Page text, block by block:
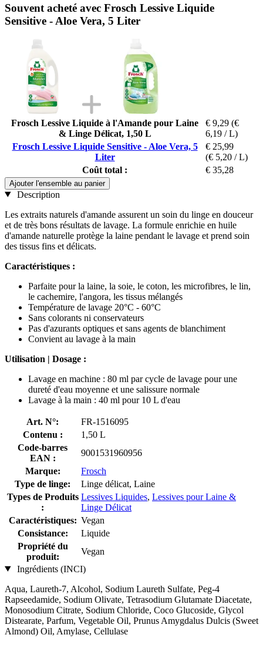
Souvent acheté avec Frosch Lessive Liquide
Sensitive - Aloe Vera, 5 Liter
Frosch Lessive Liquide à l'Amande pour Laine
& Linge Délicat, 1,50 L
€ 9,29 (€
6,19 / L)
Frosch Lessive Liquide Sensitive - Aloe Vera, 5
Liter
€ 25,99
(€ 5,20 / L)
Coût total :
€ 35,28
Ajouter l'ensemble au panier
Description
Les extraits naturels d'amande assurent un soin du linge en douceur
et de très bons résultats de lavage. La formule enrichie en huile
d'amande naturelle protège la laine pendant le lavage et prend soin
des tissus fins et délicats.
Caractéristiques :
Parfaite pour la laine, la soie, le coton, les microfibres, le lin,
le cachemire, l'angora, les tissus mélangés
Température de lavage 20°C - 60°C
Sans colorants ni conservateurs
Pas d'azurants optiques et sans agents de blanchiment
Convient au lavage à la main
Utilisation | Dosage :
Lavage en machine : 80 ml par cycle de lavage pour une
dureté d'eau moyenne et une salissure normale
Lavage à la main : 40 ml pour 10 L d'eau
Art. N°:
FR-1516095
Contenu :
1,50 L
Code-barres
EAN :
9001531960956
Marque:
Frosch
Type de linge:
Linge délicat, Laine
Types de Produits
:
Lessives Liquides, Lessives pour Laine &
Linge Délicat
Caractéristiques: Vegan
Consistance:
Liquide
Propriété du
produit:
Vegan
Ingrédients (INCI)
Aqua, Laureth-7, Alcohol, Sodium Laureth Sulfate, Peg-4
Rapseedamide, Sodium Olivate, Tetrasodium Glutamate Diacetate,
Monosodium Citrate, Sodium Chloride, Coco Glucoside, Glycol
Distearate, Parfum, Vegetable Oil, Prunus Amygdalus Dulcis (Sweet
Almond) Oil, Amylase, Cellulase